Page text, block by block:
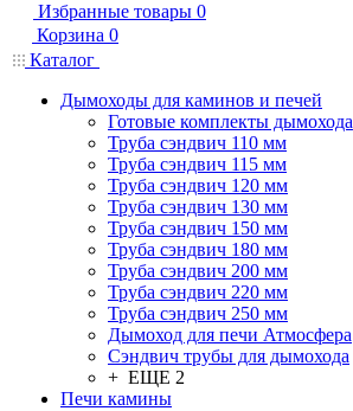
Избранные товары 0
Корзина 0
Каталог
Дымоходы для каминов и печей
Готовые комплекты дымохода
Труба сэндвич 110 мм
Труба сэндвич 115 мм
Труба сэндвич 120 мм
Труба сэндвич 130 мм
Труба сэндвич 150 мм
Труба сэндвич 180 мм
Труба сэндвич 200 мм
Труба сэндвич 220 мм
Труба сэндвич 250 мм
Дымоход для печи Атмосфера
Сэндвич трубы для дымохода
+ ЕЩЕ 2
Печи камины